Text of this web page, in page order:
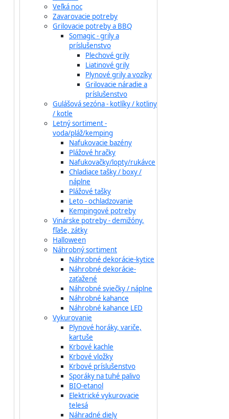
Veľká noc
Zavarovacie potreby
Grilovacie potreby a BBQ
Somagic - grily a
príslušenstvo
Plechové grily
Liatinové grily
Plynové grily a vozíky
Grilovacie náradie a
príslušenstvo
Gulášová sezóna - kotlíky / kotliny
/ kotle
Letný sortiment -
voda/pláž/kemping
Nafukovacie bazény
Plážové hračky
Nafukovačky/lopty/rukávce
Chladiace tašky / boxy /
náplne
Plážové tašky
Leto - ochladzovanie
Kempingové potreby
Vinárske potreby - demižóny,
fľaše, zátky
Halloween
Náhrobný sortiment
Náhrobné dekorácie-kytice
Náhrobné dekorácie-
zaťažené
Náhrobné sviečky / náplne
Náhrobné kahance
Náhrobné kahance LED
Vykurovanie
Plynové horáky, variče,
kartuše
Krbové kachle
Krbové vložky
Krbové príslušenstvo
Sporáky na tuhé palivo
BIO-etanol
Elektrické vykurovacie
telesá
Náhradné diely